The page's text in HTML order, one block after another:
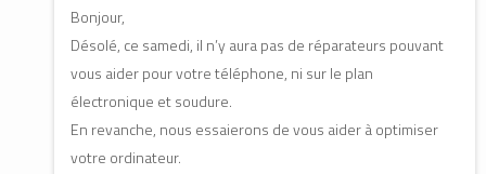
Bonjour,
Désolé, ce samedi, il n’y aura pas de réparateurs pouvant
vous aider pour votre téléphone, ni sur le plan
électronique et soudure.
En revanche, nous essaierons de vous aider à optimiser
votre ordinateur.